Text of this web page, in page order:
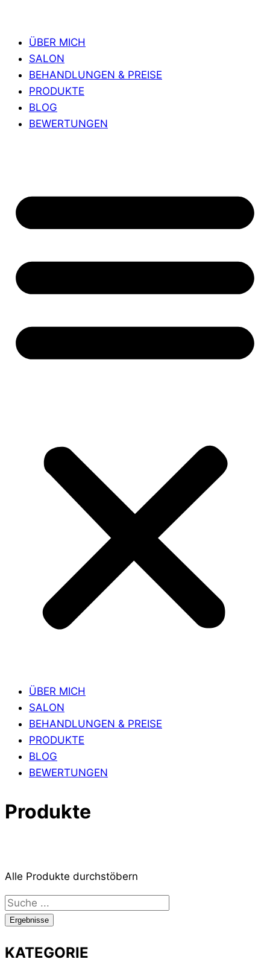
ÜBER MICH
SALON
BEHANDLUNGEN & PREISE
PRODUKTE
BLOG
BEWERTUNGEN
ÜBER MICH
SALON
BEHANDLUNGEN & PREISE
PRODUKTE
BLOG
BEWERTUNGEN
Produkte
Alle Produkte durchstöbern
Search
...Ergebnisse
KATEGORIE